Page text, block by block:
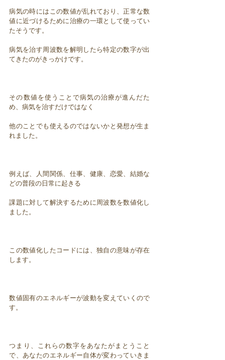
病気の時にはこの数値が乱れており、正常な数
値に近づけるために治療の一環として使ってい
たそうです。
病気を治す周波数を解明したら特定の数字が出
てきたのがきっかけです。
その数値を使うことで病気の治療が進んだた
め、病気を治すだけではなく
他のことでも使えるのではないかと発想が生ま
れました。
例えば、人間関係、仕事、健康、恋愛、結婚な
どの普段の日常に起きる
課題に対して解決するために周波数を数値化し
ました。
この数値化したコードには、独自の意味が存在
します。
数値固有のエネルギーが波動を変えていくので
す。
つまり、これらの数字をあなたがまとうこと
で、あなたのエネルギー自体が変わっていきま